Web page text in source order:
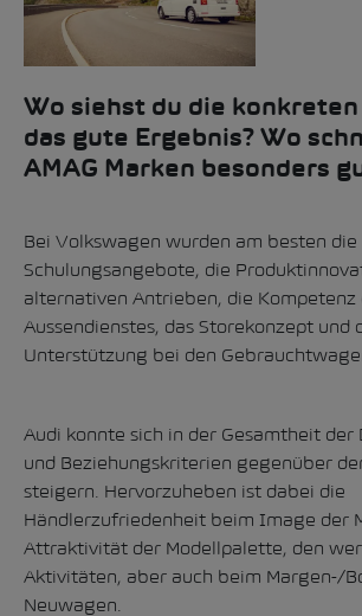
Wo siehst du die
das gute Ergebnis? Wo
AMAG Marken besonders
Bei Volkswagen wurden am besten die
Schulungsangebote, die
alternativen Antrieben, die Kompetenz
Aussendienstes, das Storekonzept und
Unterstützung bei den
Audi konnte sich in der Gesamtheit der
und Beziehungskriterien gegenüber
steigern. Hervorzuheben ist dabei die
Händlerzufriedenheit beim Image der
Attraktivität der Modellpalette, den
Aktivitäten, aber auch beim Margen-/
Neuwagen.